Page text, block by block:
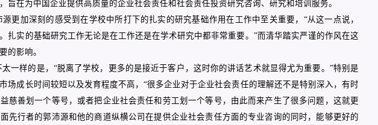
旨在为中国企业提供高质量的企业社会责任和社会责任投资研究咨询、研究和培训服务。
更加深刻的感受到在学校中所打下的扎实的研究基础作用在工作中至关重要，“从这一点说，
扎实的基础研究工作无论是在工作还是在学术研究中都非常重要。”而清华踏实严谨的作风在这
的影响。
一样的是，“脱离了学校，更多的是接近于客户，这时你的讲话艺术就显得尤为重要。”特别是
场成长时间较短以及发育程度不高，“很多企业对于企业社会责任的理解还不是特别深入，有时
慈善划一个等号，或者把企业社会责任和劳工划一个等号，由此而来产生了很多问题，这就更
先行者的郭沛源和他的商道纵横公司在提供企业社会责任方面的专业咨询的同时，能够更好的